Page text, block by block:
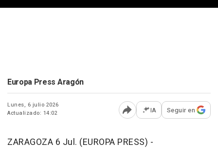
Europa Press Aragón
Lunes, 6 julio 2026
Actualizado: 14:02
Abrir opciones para
IA Seguir en
ZARAGOZA 6 Jul. (EUROPA PRESS) -